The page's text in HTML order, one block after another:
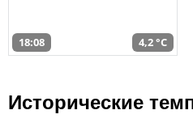
18:08 4,2 °C
Исторические